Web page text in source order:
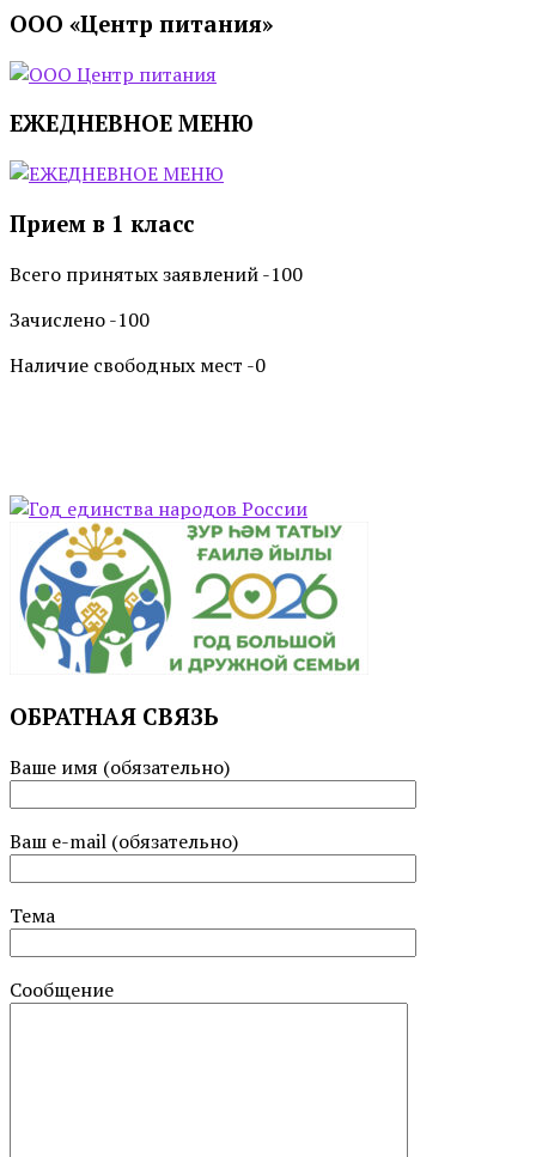
ООО «Центр питания»
ЕЖЕДНЕВНОЕ МЕНЮ
Прием в 1 класс
Всего принятых заявлений -100
Зачислено -100
Наличие свободных мест -0
ОБРАТНАЯ СВЯЗЬ
Ваше имя (обязательно)
Ваш e-mail (обязательно)
Тема
Сообщение